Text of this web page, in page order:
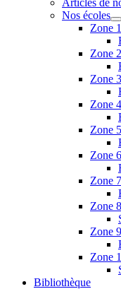
Articles de
Nos écoles
Zone
Zone
Zone
Zone
Zone
Zone
Zone
Zone
Zone
Zone
Bibliothèque